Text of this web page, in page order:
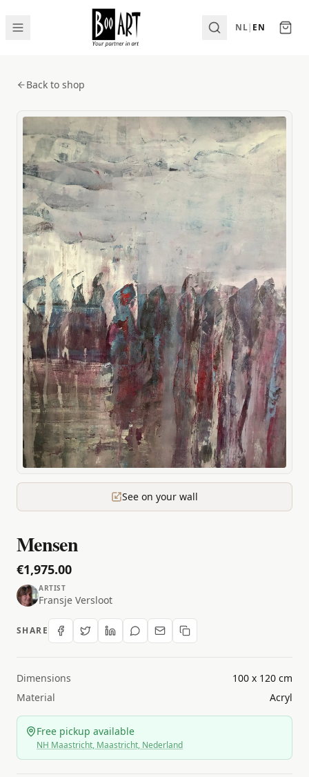
NL| EN
Back to shop
See on your wall
Mensen
€1,975.00
ARTIST
Fransje Versloot
SHARE
Dimensions
100 x 120 cm
Material
Acryl
Free pickup available
NH Maastricht, Maastricht, Nederland